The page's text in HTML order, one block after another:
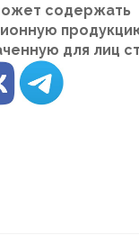
содержать
для лиц